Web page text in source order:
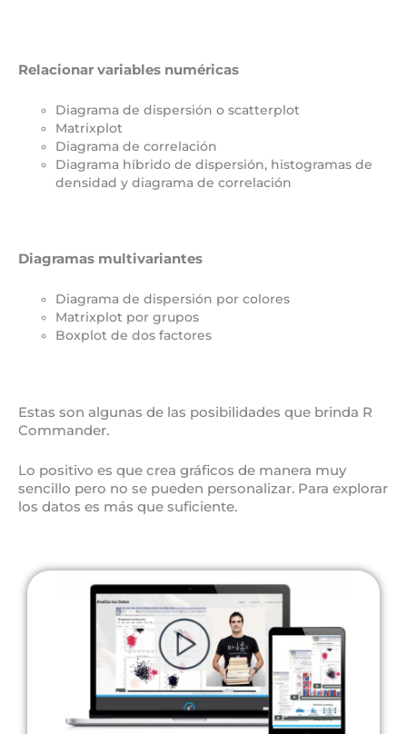
Relacionar variables numéricas
Diagrama de dispersión o scatterplot
Matrixplot
Diagrama de correlación
Diagrama híbrido de dispersión, histogramas de
densidad y diagrama de correlación
Diagramas multivariantes
Diagrama de dispersión por colores
Matrixplot por grupos
Boxplot de dos factores
Estas son algunas de las posibilidades que brinda R
Commander.
Lo positivo es que crea gráficos de manera muy
sencillo pero no se pueden personalizar. Para explorar
los datos es más que suficiente.